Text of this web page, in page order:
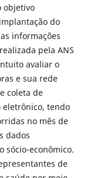
objetivo
do
informações
pela ANS
avaliar o
e sua rede
coleta de
tendo
no mês de
dados
sócio-econômico.
de